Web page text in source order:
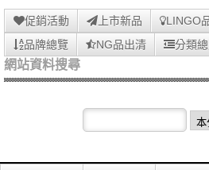
促銷活動 上市新品
LINGO
品牌總覽
NG品出清 分類
網站資料搜尋